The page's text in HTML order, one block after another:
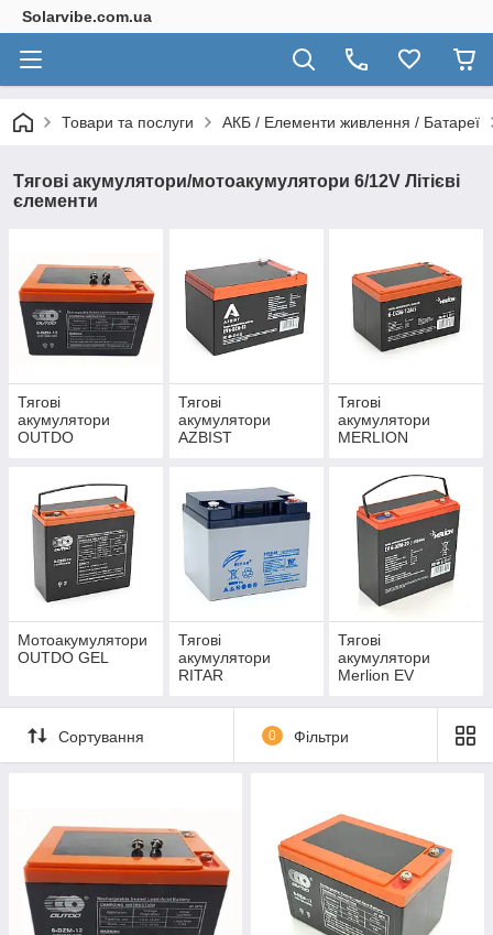
Solarvibe.com.ua
Товари та послуги АКБ / Елементи живлення / Батареї
Тягові акумулятори/мотоакумулятори 6/12V Літієві
єлементи
Тягові
акумулятори
OUTDO
Тягові
акумулятори
AZBIST
Тягові
акумулятори
MERLION
Мотоакумулятори
OUTDO GEL
Тягові
акумулятори
RITAR
Тягові
акумулятори
Merlion EV
Сортування 0 Фільтри